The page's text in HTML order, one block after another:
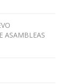
ASAMBLEAS